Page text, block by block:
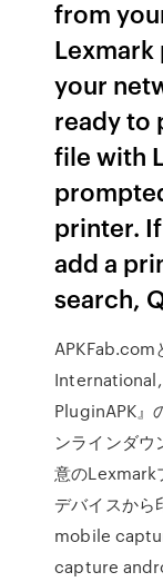
from
your
ready to
file with
printer.
add a
search,
APKFab.com
PluginAPK』
ンラインダウ
意のLexmark
デバイスか
mobile
capture